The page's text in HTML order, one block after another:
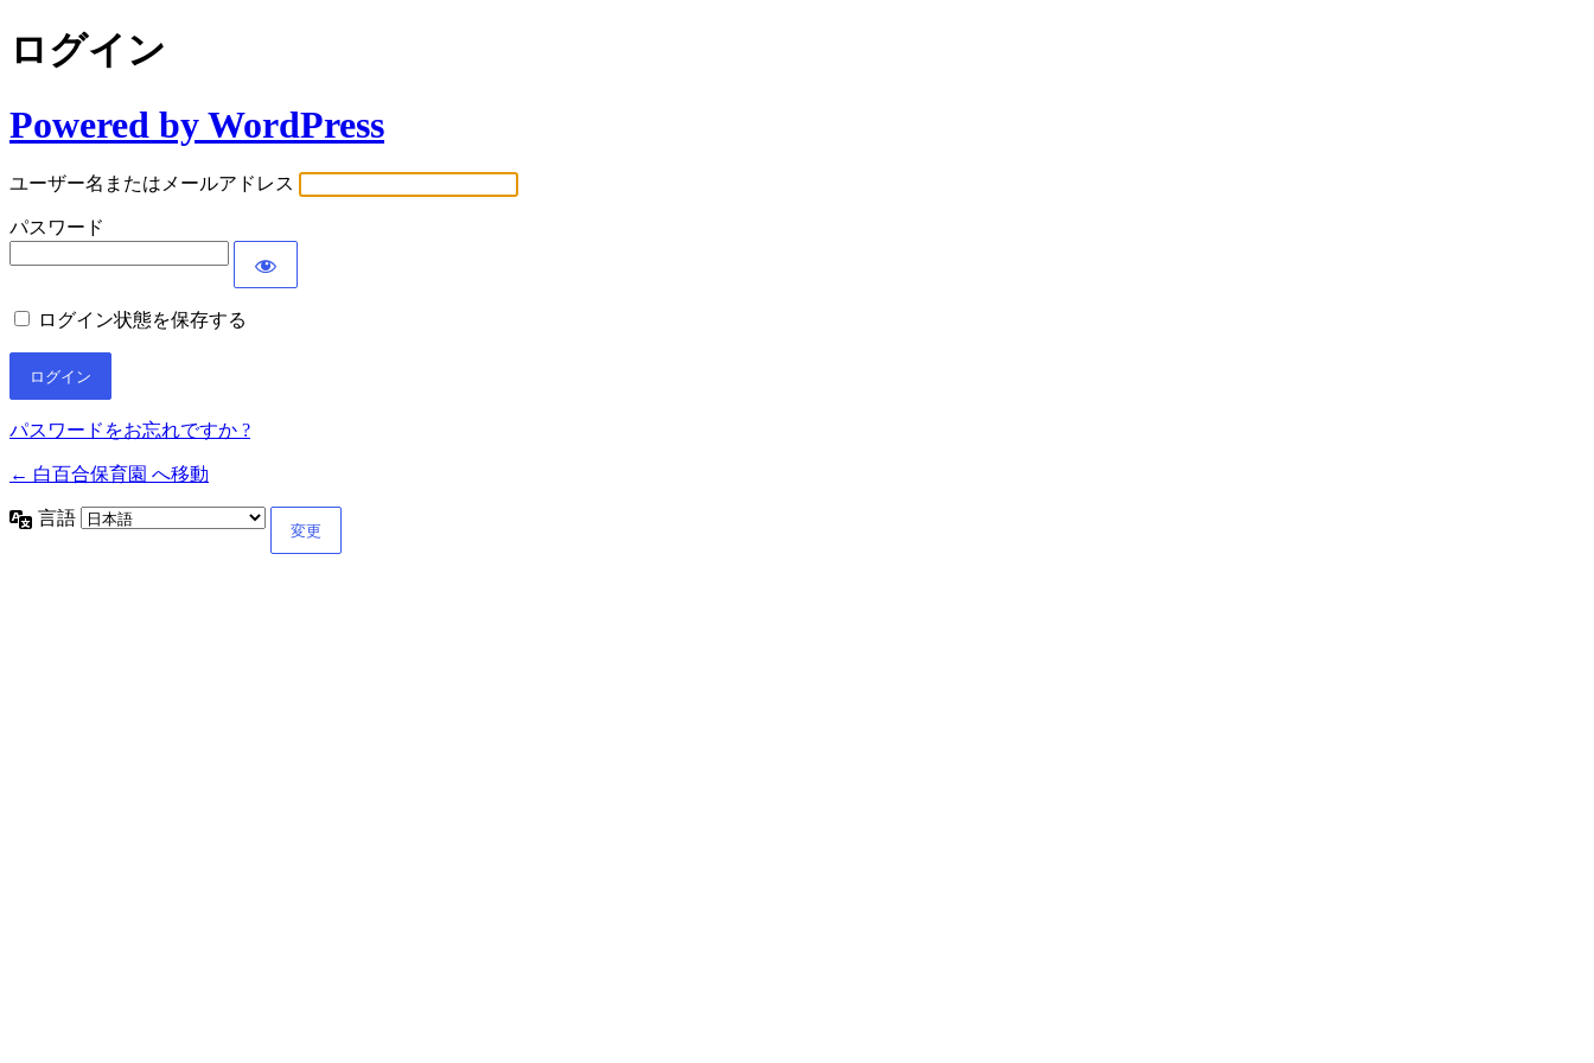
ログイン
Powered by WordPress
ユーザー名またはメールアドレス
パスワード
ログイン状態を保存する
パスワードをお忘れですか ?
← 白百合保育園 へ移動
言語